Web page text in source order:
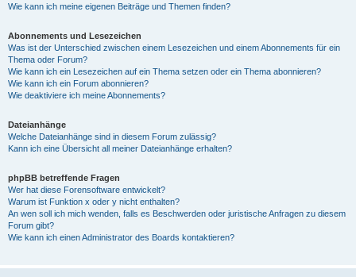
Wie kann ich meine eigenen Beiträge und Themen finden?
Abonnements und Lesezeichen
Was ist der Unterschied zwischen einem Lesezeichen und einem Abonnements für ein
Thema oder Forum?
Wie kann ich ein Lesezeichen auf ein Thema setzen oder ein Thema abonnieren?
Wie kann ich ein Forum abonnieren?
Wie deaktiviere ich meine Abonnements?
Dateianhänge
Welche Dateianhänge sind in diesem Forum zulässig?
Kann ich eine Übersicht all meiner Dateianhänge erhalten?
phpBB betreffende Fragen
Wer hat diese Forensoftware entwickelt?
Warum ist Funktion x oder y nicht enthalten?
An wen soll ich mich wenden, falls es Beschwerden oder juristische Anfragen zu diesem
Forum gibt?
Wie kann ich einen Administrator des Boards kontaktieren?